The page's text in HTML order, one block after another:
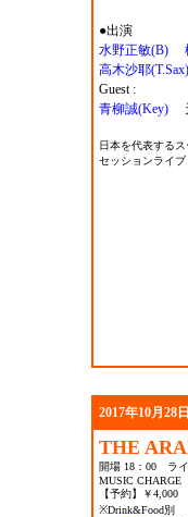
●出演
水野正敏(B)
高木沙耶(T.Sax)
Guest :
青柳誠(Key)
日本を代表する
セッションライブ
2017年10月28
THE
開場 18：00 ラ
MUSIC CHARGE
【予約】￥
※Drink&Food別